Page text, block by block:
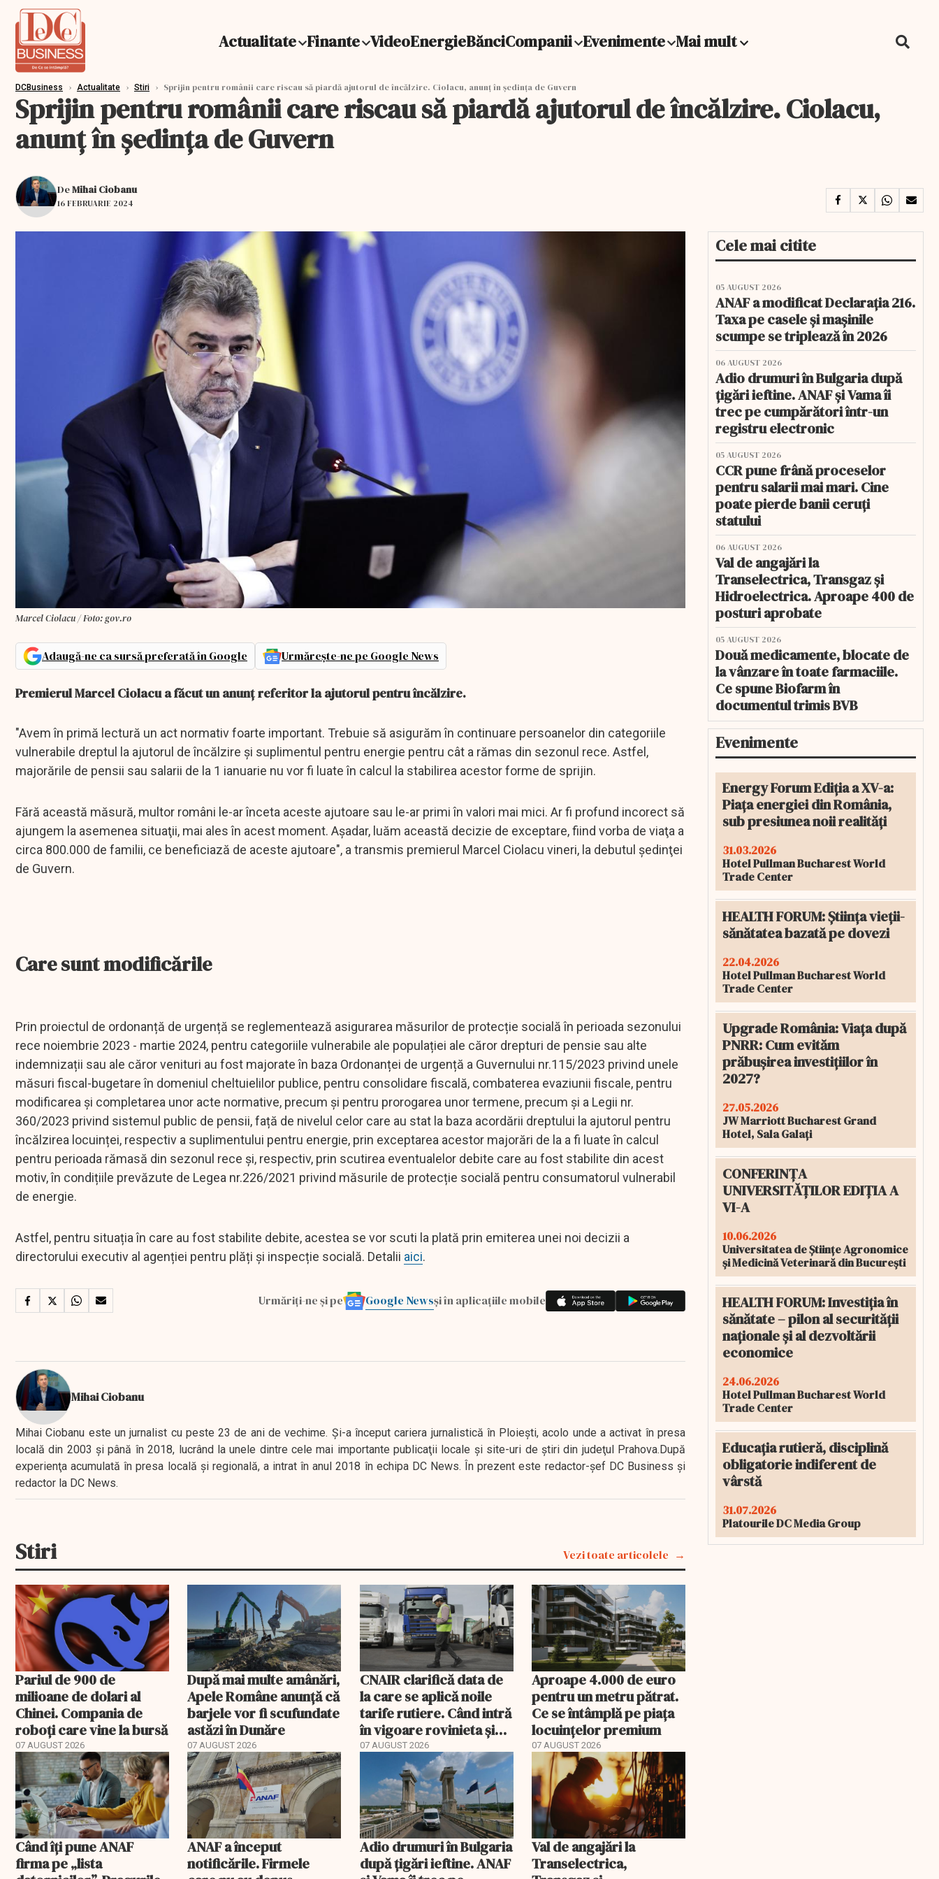
Actualitate Finante VideoEnergieBănciCompanii Evenimente Mai mult
DCBusiness › Actualitate › Stiri › Sprijin pentru românii care riscau să piardă ajutorul de încălzire. Ciolacu, anunţ în şedinţa de Guvern
Sprijin pentru românii care riscau să piardă ajutorul de încălzire. Ciolacu,
anunţ în şedinţa de Guvern
DeMihai Ciobanu
16 FEBRUARIE 2024
Marcel Ciolacu / Foto: gov.ro
Adaugă-ne ca sursă preferată în Google Urmărește-ne pe Google News
Premierul Marcel Ciolacu a făcut un anunţ referitor la ajutorul pentru încălzire.
"Avem în primă lectură un act normativ foarte important. Trebuie să asigurăm în continuare persoanelor din categoriile
vulnerabile dreptul la ajutorul de încălzire şi suplimentul pentru energie pentru cât a rămas din sezonul rece. Astfel,
majorările de pensii sau salarii de la 1 ianuarie nu vor fi luate în calcul la stabilirea acestor forme de sprijin.
Fără această măsură, multor români le-ar înceta aceste ajutoare sau le-ar primi în valori mai mici. Ar fi profund incorect să
ajungem la asemenea situaţii, mai ales în acest moment. Aşadar, luăm această decizie de exceptare, fiind vorba de viaţa a
circa 800.000 de familii, ce beneficiază de aceste ajutoare", a transmis premierul Marcel Ciolacu vineri, la debutul şedinţei
de Guvern.
Care sunt modificările
Prin proiectul de ordonanță de urgență se reglementează asigurarea măsurilor de protecție socială în perioada sezonului
rece noiembrie 2023 - martie 2024, pentru categoriile vulnerabile ale populației ale căror drepturi de pensie sau alte
indemnizații sau ale căror venituri au fost majorate în baza Ordonanței de urgență a Guvernului nr.115/2023 privind unele
măsuri fiscal-bugetare în domeniul cheltuielilor publice, pentru consolidare fiscală, combaterea evaziunii fiscale, pentru
modificarea şi completarea unor acte normative, precum și pentru prorogarea unor termene, precum și a Legii nr.
360/2023 privind sistemul public de pensii, față de nivelul celor care au stat la baza acordării dreptului la ajutorul pentru
încălzirea locuinței, respectiv a suplimentului pentru energie, prin exceptarea acestor majorări de la a fi luate în calcul
pentru perioada rămasă din sezonul rece și, respectiv, prin scutirea eventualelor debite care au fost stabilite din acest
motiv, în condițiile prevăzute de Legea nr.226/2021 privind măsurile de protecție socială pentru consumatorul vulnerabil
de energie.
Astfel, pentru situația în care au fost stabilite debite, acestea se vor scuti la plată prin emiterea unei noi decizii a
directorului executiv al agenției pentru plăți și inspecție socială. Detalii aici.
Urmăriți-ne și pe Google Newsși în aplicațiile mobile
Mihai Ciobanu
Mihai Ciobanu este un jurnalist cu peste 23 de ani de vechime. Şi-a început cariera jurnalistică în Ploieşti, acolo unde a activat în presa
locală din 2003 şi până în 2018, lucrând la unele dintre cele mai importante publicaţii locale şi site-uri de ştiri din judeţul Prahova.După
experienţa acumulată în presa locală şi regională, a intrat în anul 2018 în echipa DC News. În prezent este redactor-şef DC Business şi
redactor la DC News.
Stiri Vezi toate articolele
Pariul de 900 de
milioane de dolari al
Chinei. Compania de
roboți care vine la bursă
07 AUGUST 2026
După mai multe amânări,
Apele Române anunță că
barjele vor fi scufundate
astăzi în Dunăre
07 AUGUST 2026
CNAIR clarifică data de
la care se aplică noile
tarife rutiere. Când intră
în vigoare rovinieta și
TollRo
07 AUGUST 2026
Aproape 4.000 de euro
pentru un metru pătrat.
Ce se întâmplă pe piața
locuințelor premium
07 AUGUST 2026
Când îți pune ANAF
firma pe „lista
ANAF a început
notificările. Firmele
Adio drumuri în Bulgaria
după țigări ieftine. ANAF
Val de angajări la
Transelectrica,
Cele mai citite
05 AUGUST 2026
ANAF a modificat Declarația 216.
Taxa pe casele și mașinile
scumpe se triplează în 2026
06 AUGUST 2026
Adio drumuri în Bulgaria după
țigări ieftine. ANAF și Vama îi
trec pe cumpărători într-un
registru electronic
05 AUGUST 2026
CCR pune frână proceselor
pentru salarii mai mari. Cine
poate pierde banii ceruți
statului
06 AUGUST 2026
Val de angajări la
Transelectrica, Transgaz și
Hidroelectrica. Aproape 400 de
posturi aprobate
05 AUGUST 2026
Două medicamente, blocate de
la vânzare în toate farmaciile.
Ce spune Biofarm în
documentul trimis BVB
Evenimente
Energy Forum Ediția a XV-a:
Piața energiei din România,
sub presiunea noii realități
31.03.2026
Hotel Pullman Bucharest World
Trade Center
HEALTH FORUM: Știința vieții-
sănătatea bazată pe dovezi
22.04.2026
Hotel Pullman Bucharest World
Trade Center
Upgrade România: Viața după
PNRR: Cum evităm
prăbușirea investițiilor în
2027?
27.05.2026
JW Marriott Bucharest Grand
Hotel, Sala Galați
CONFERINȚA
UNIVERSITĂȚILOR EDIȚIA A
VI-A
10.06.2026
Universitatea de Științe Agronomice
și Medicină Veterinară din București
HEALTH FORUM: Investiția în
sănătate – pilon al securității
naționale și al dezvoltării
economice
24.06.2026
Hotel Pullman Bucharest World
Trade Center
Educația rutieră, disciplină
obligatorie indiferent de
vârstă
31.07.2026
Platourile DC Media Group